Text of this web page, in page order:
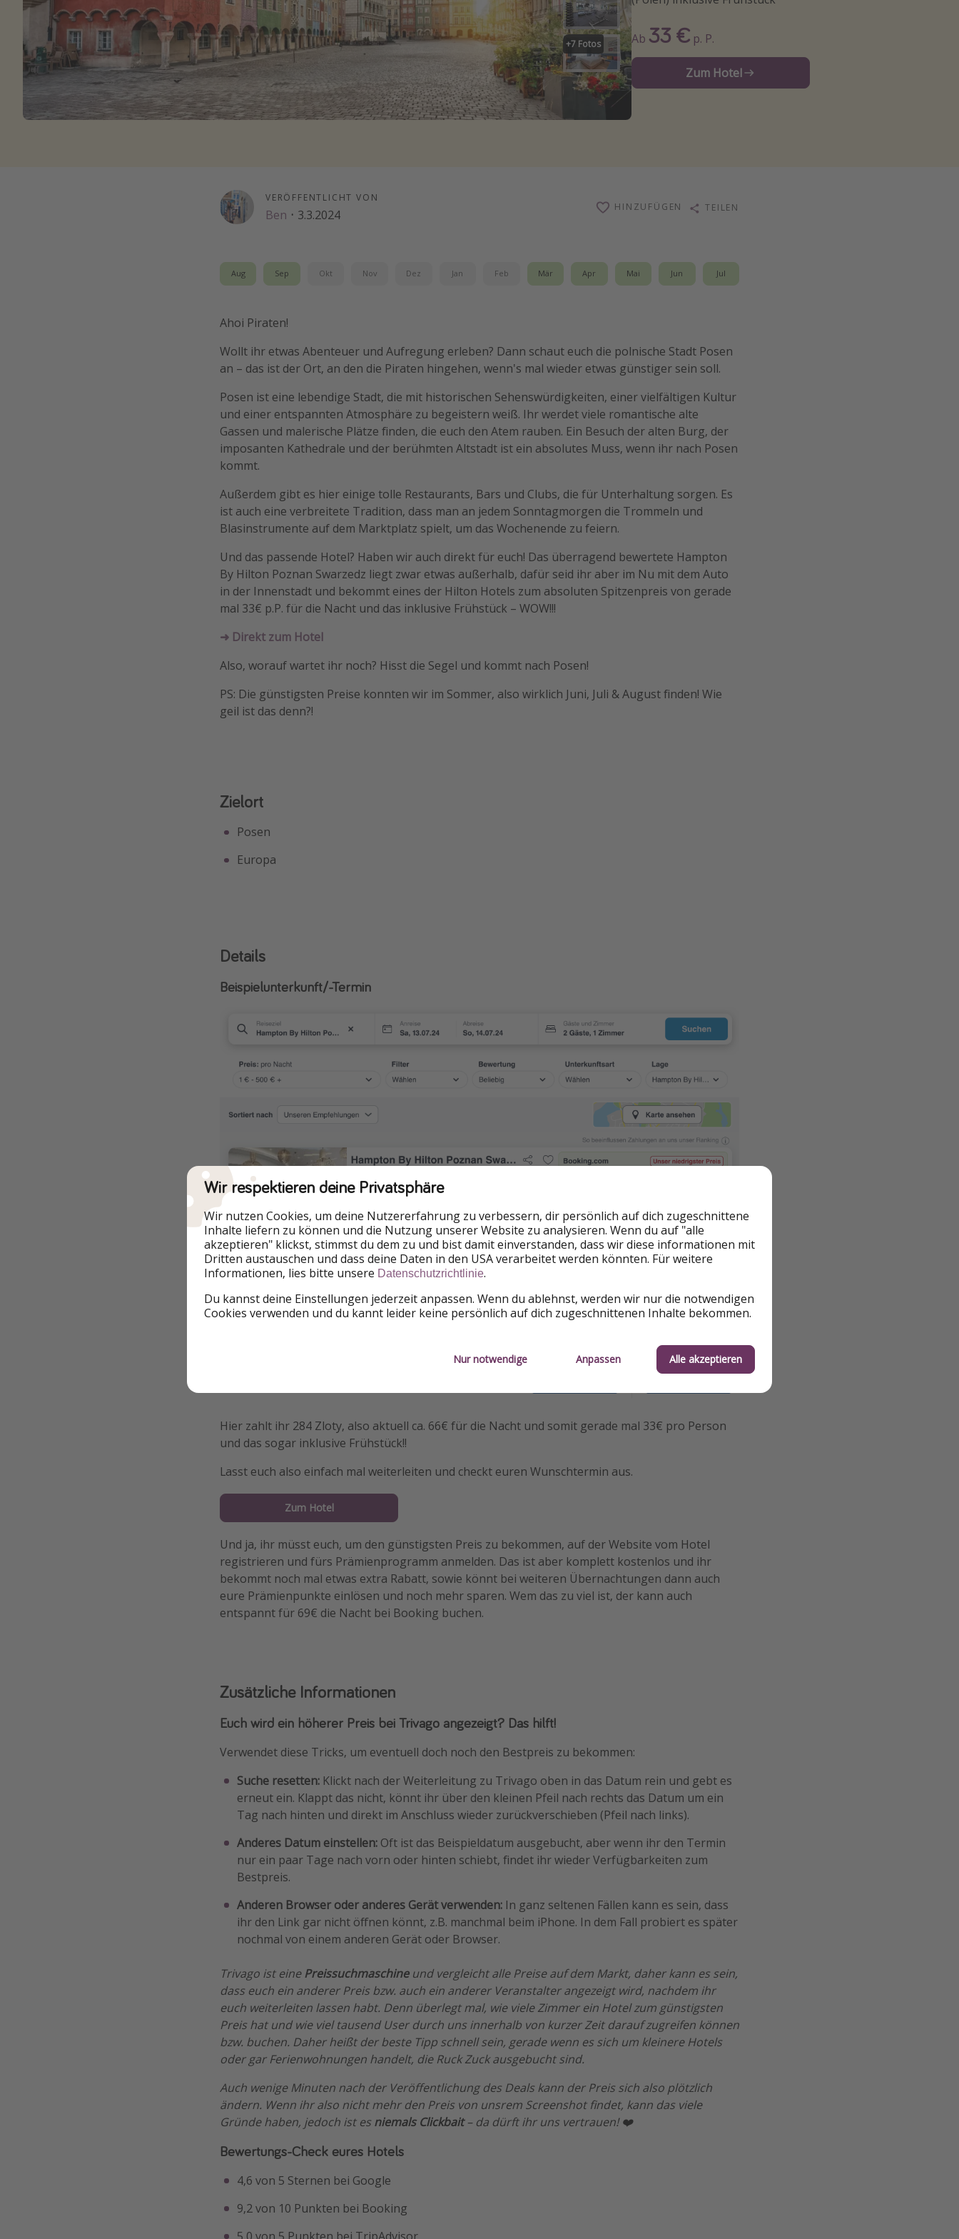
+7 Fotos Ab33 € p. P.
Zum Hotel
VERÖFFENTLICHT VON
Ben · 3.3.2024
HINZUFÜGEN TEILEN
Aug Sep Okt Nov Dez Jan Feb Mär Apr Mai Jun Jul
Ahoi Piraten!
Wollt ihr etwas Abenteuer und Aufregung erleben? Dann schaut euch die polnische Stadt Posen
an – das ist der Ort, an den die Piraten hingehen, wenn's mal wieder etwas günstiger sein soll.
Posen ist eine lebendige Stadt, die mit historischen Sehenswürdigkeiten, einer vielfältigen Kultur
und einer entspannten Atmosphäre zu begeistern weiß. Ihr werdet viele romantische alte
Gassen und malerische Plätze finden, die euch den Atem rauben. Ein Besuch der alten Burg, der
imposanten Kathedrale und der berühmten Altstadt ist ein absolutes Muss, wenn ihr nach Posen
kommt.
Außerdem gibt es hier einige tolle Restaurants, Bars und Clubs, die für Unterhaltung sorgen. Es
ist auch eine verbreitete Tradition, dass man an jedem Sonntagmorgen die Trommeln und
Blasinstrumente auf dem Marktplatz spielt, um das Wochenende zu feiern.
Und das passende Hotel? Haben wir auch direkt für euch! Das überragend bewertete Hampton
By Hilton Poznan Swarzedz liegt zwar etwas außerhalb, dafür seid ihr aber im Nu mit dem Auto
in der Innenstadt und bekommt eines der Hilton Hotels zum absoluten Spitzenpreis von gerade
mal 33€ p.P. für die Nacht und das inklusive Frühstück – WOW!!!
➜ Direkt zum Hotel
Also, worauf wartet ihr noch? Hisst die Segel und kommt nach Posen!
PS: Die günstigsten Preise konnten wir im Sommer, also wirklich Juni, Juli & August finden! Wie
geil ist das denn?!
Zielort
Posen
Europa
Details
Beispielunterkunft/-Termin
An unsrem Beispieltermin konnten wir den besten Preis direkt auf der Hotelwebsite finden. Klickt
bei Trivago also auf "Unser niedrigster Preis" und lasst euch direkt dorthin weiterleiten.
Hier zahlt ihr 284 Zloty, also aktuell ca. 66€ für die Nacht und somit gerade mal 33€ pro Person
und das sogar inklusive Frühstück!!
Lasst euch also einfach mal weiterleiten und checkt euren Wunschtermin aus.
Zum Hotel
Und ja, ihr müsst euch, um den günstigsten Preis zu bekommen, auf der Website vom Hotel
registrieren und fürs Prämienprogramm anmelden. Das ist aber komplett kostenlos und ihr
bekommt noch mal etwas extra Rabatt, sowie könnt bei weiteren Übernachtungen dann auch
eure Prämienpunkte einlösen und noch mehr sparen. Wem das zu viel ist, der kann auch
entspannt für 69€ die Nacht bei Booking buchen.
Zusätzliche Informationen
Euch wird ein höherer Preis bei Trivago angezeigt? Das hilft!
Verwendet diese Tricks, um eventuell doch noch den Bestpreis zu bekommen:
Suche resetten: Klickt nach der Weiterleitung zu Trivago oben in das Datum rein und gebt es
erneut ein. Klappt das nicht, könnt ihr über den kleinen Pfeil nach rechts das Datum um ein
Tag nach hinten und direkt im Anschluss wieder zurückverschieben (Pfeil nach links).
Anderes Datum einstellen: Oft ist das Beispieldatum ausgebucht, aber wenn ihr den Termin
nur ein paar Tage nach vorn oder hinten schiebt, findet ihr wieder Verfügbarkeiten zum
Bestpreis.
Anderen Browser oder anderes Gerät verwenden: In ganz seltenen Fällen kann es sein, dass
ihr den Link gar nicht öffnen könnt, z.B. manchmal beim iPhone. In dem Fall probiert es später
nochmal von einem anderen Gerät oder Browser.
Trivago ist einePreissuchmaschineund vergleicht alle Preise auf dem Markt, daher kann es sein,
dass euch ein anderer Preis bzw. auch ein anderer Veranstalter angezeigt wird, nachdem ihr
euch weiterleiten lassen habt. Denn überlegt mal, wie viele Zimmer ein Hotel zum günstigsten
Preis hat und wie viel tausend User durch uns innerhalb von kurzer Zeit darauf zugreifen können
bzw. buchen. Daher heißt der beste Tipp schnell sein, gerade wenn es sich um kleinere Hotels
oder gar Ferienwohnungen handelt, die Ruck Zuck ausgebucht sind.
Auch wenige Minuten nach der Veröffentlichung des Deals kann der Preis sich also plötzlich
ändern. Wenn ihr also nicht mehr den Preis von unsrem Screenshot findet, kann das viele
Gründe haben, jedoch ist es niemals Clickbait– da dürft ihr uns vertrauen! ❤️
Bewertungs-Check eures Hotels
4,6 von 5 Sternen bei Google
9,2 von 10 Punkten bei Booking
Wir respektieren deine Privatsphäre
Wir nutzen Cookies, um deine Nutzererfahrung zu verbessern, dir persönlich auf dich zugeschnittene
Inhalte liefern zu können und die Nutzung unserer Website zu analysieren. Wenn du auf "alle
akzeptieren" klickst, stimmst du dem zu und bist damit einverstanden, dass wir diese informationen mit
Dritten austauschen und dass deine Daten in den USA verarbeitet werden könnten. Für weitere
Informationen, lies bitte unsere Datenschutzrichtlinie.
Du kannst deine Einstellungen jederzeit anpassen. Wenn du ablehnst, werden wir nur die notwendigen
Cookies verwenden und du kannt leider keine persönlich auf dich zugeschnittenen Inhalte bekommen.
Nur notwendige Anpassen Alle akzeptieren